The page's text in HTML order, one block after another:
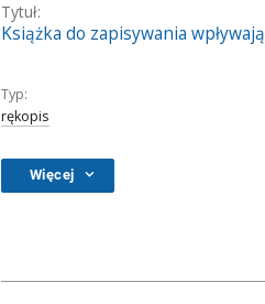
Tytuł:
Książka do zapisywania
Typ:
rękopis
Więcej